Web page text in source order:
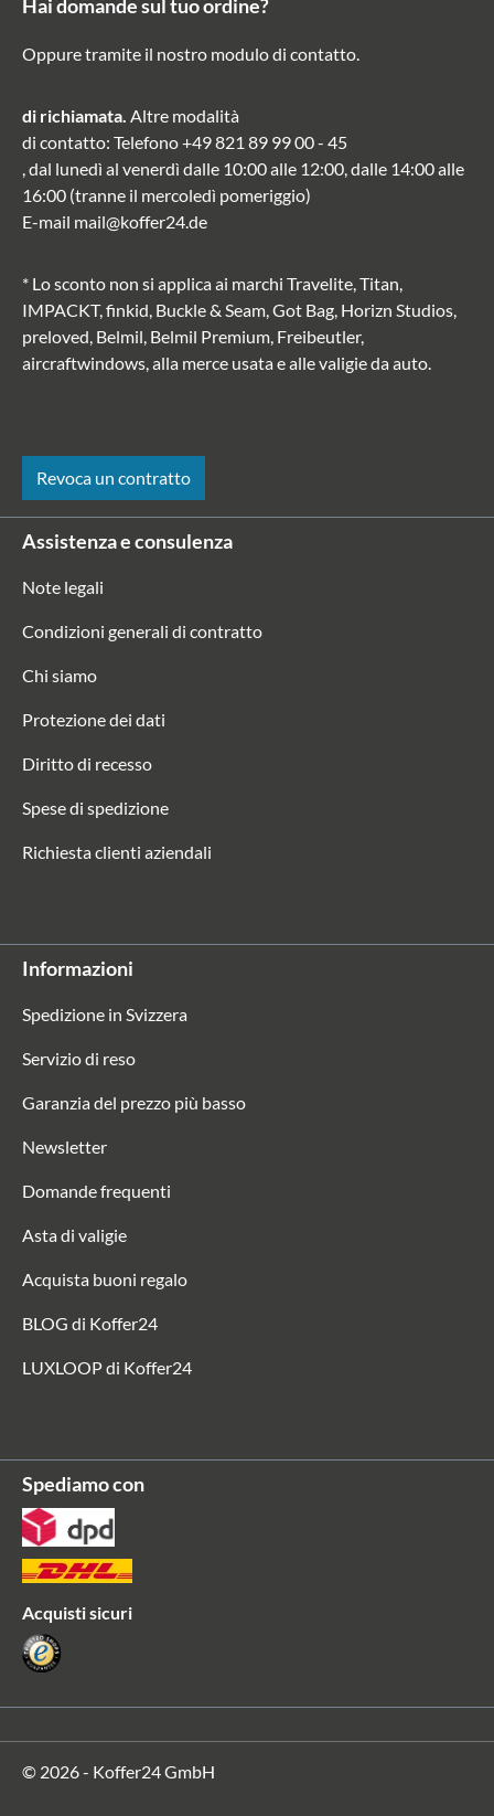
Hai domande sul tuo ordine?
Oppure tramite il nostro modulo di contatto.
di richiamata. Altre modalità
di contatto: Telefono+49 821 89 99 00 - 45
, dal lunedì al venerdì dalle 10:00 alle 12:00, dalle 14:00 alle
16:00 (tranne il mercoledì pomeriggio)
E-mail mail@koffer24.de
* Lo sconto non si applica ai marchi Travelite, Titan,
IMPACKT, finkid, Buckle & Seam, Got Bag, Horizn Studios,
preloved, Belmil, Belmil Premium, Freibeutler,
aircraftwindows, alla merce usata e alle valigie da auto.
Revoca un contratto
Assistenza e consulenza
Note legali
Condizioni generali di contratto
Chi siamo
Protezione dei dati
Diritto di recesso
Spese di spedizione
Richiesta clienti aziendali
Informazioni
Spedizione in Svizzera
Servizio di reso
Garanzia del prezzo più basso
Newsletter
Domande frequenti
Asta di valigie
Acquista buoni regalo
BLOG di Koffer24
LUXLOOP di Koffer24
Spediamo con
Acquisti sicuri
© 2026 - Koffer24 GmbH